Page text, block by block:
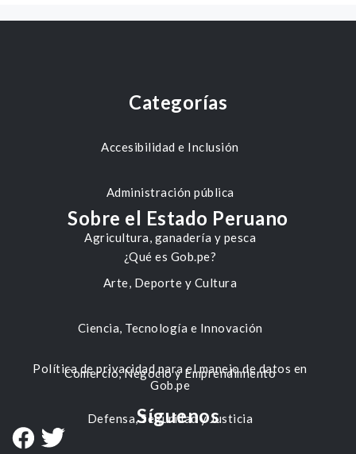
Categorías
Accesibilidad e Inclusión
Administración pública
Agricultura, ganadería y pesca
Arte, Deporte y Cultura
Ciencia, Tecnología e Innovación
Comercio, Negocio y Emprendimiento
Defensa, Seguridad y Justicia
Sobre el Estado Peruano
¿Qué es Gob.pe?
Política de privacidad para el manejo de datos en
Gob.pe
Síguenos